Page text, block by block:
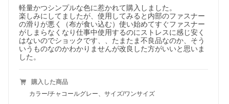
引き出しまるごとワープ！
オフィスを旅する軽量ポーチ
ペンにハサミに消しゴム、電卓などのワークツールをまるっと収
納。デスクの引き出しをそのままワープさせる感覚で、家からオ
フィス、自席から会議室などに持ち運びできるポーチができあが
たっぷり物をいれても持ち歩きやすいように、全体をメッシュ素
材にして軽量に。中身が見やすいから、使いたいものをサッとす
軽量かつシンプルな色に惹かれて購入しました。
楽しみにしてましたが、使用してみると内部のファスナー
の滑りが悪く（布が食い込む）使い始めてすぐファスナー
がしまらなくなり仕事中使用するのにストレスに感じ安く
はないのでショックです、、たまたま不良品なのか、そう
いうものなのかわかりませんが改良した方がいいと思いま
した。
購入した商品
カラー/チャコールグレー、サイズ/ワンサイズ